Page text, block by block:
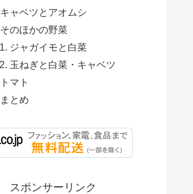
キャベツとアオムシ
そのほかの野菜
ジャガイモと白菜
玉ねぎと白菜・キャベツ
トマト
まとめ
スポンサーリンク